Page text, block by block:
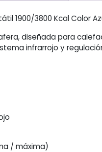
1900/3800 Kcal Color
diseñada para
infrarrojo y
/ máxima)